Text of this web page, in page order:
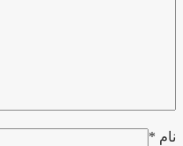
نام *